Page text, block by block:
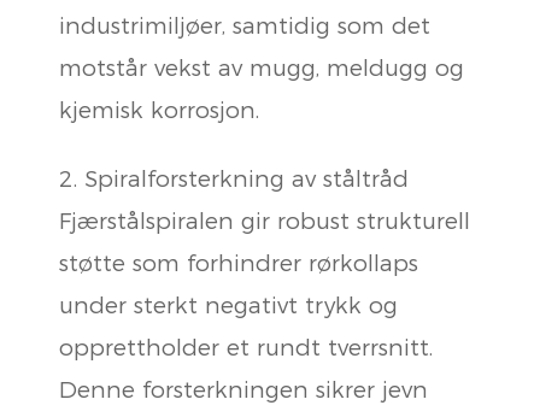
industrimiljøer, samtidig som det
motstår vekst av mugg, meldugg og
kjemisk korrosjon.
2. Spiralforsterkning av ståltråd
Fjærstålspiralen gir robust strukturell
støtte som forhindrer rørkollaps
under sterkt negativt trykk og
opprettholder et rundt tverrsnitt.
Denne forsterkningen sikrer jevn